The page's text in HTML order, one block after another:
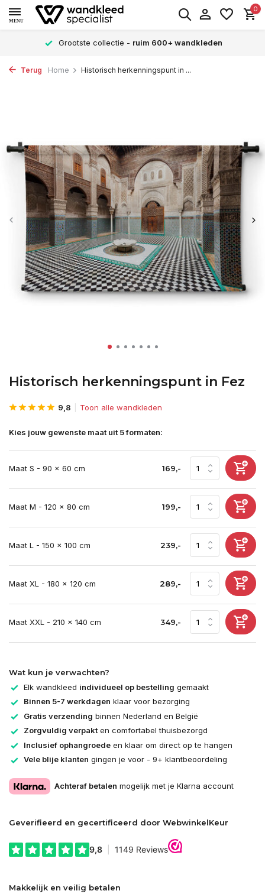
MENU
0
Grootste collectie - ruim 600+ wandkleden
Terug Home Historisch herkenningspunt in ...
Historisch herkenningspunt in Fez
9,8 Toon alle wandkleden
Kies jouw gewenste maat uit 5 formaten:
Maat S - 90 x 60 cm 169,-
Maat M - 120 x 80 cm 199,-
Maat L - 150 x 100 cm 239,-
Maat XL - 180 x 120 cm 289,-
Maat XXL - 210 x 140 cm 349,-
Wat kun je verwachten?
Elk wandkleed individueel op bestelling gemaakt
Binnen 5-7 werkdagen klaar voor bezorging
Gratis verzending binnen Nederland en België
Zorgvuldig verpakten comfortabel thuisbezorgd
Inclusief ophangroede en klaar om direct op te hangen
Vele blije klanten gingen je voor - 9+ klantbeoordeling
Achteraf betalen mogelijk met je Klarna account
Geverifieerd en gecertificeerd door WebwinkelKeur
Makkelijk en veilig betalen